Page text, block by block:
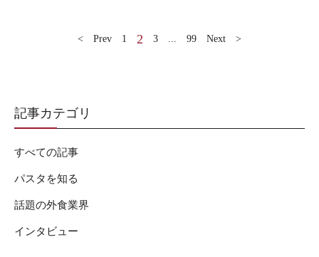
< Prev 1 2 3 ... 99 Next >
記事カテゴリ
すべての記事
パスタを知る
話題の外食業界
インタビュー